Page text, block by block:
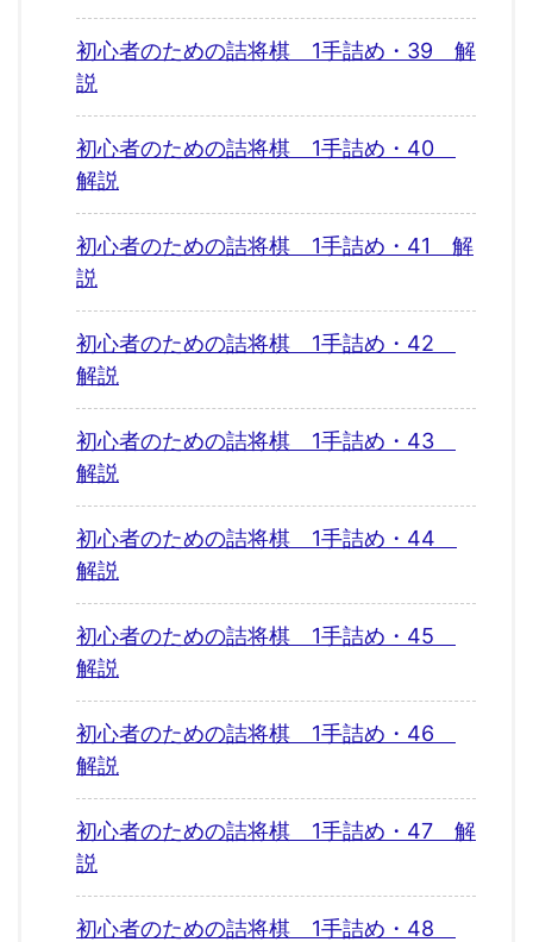
初心者のための詰将棋 1手詰め・39 解
説
初心者のための詰将棋 1手詰め・40
解説
初心者のための詰将棋 1手詰め・41 解
説
初心者のための詰将棋 1手詰め・42
解説
初心者のための詰将棋 1手詰め・43
解説
初心者のための詰将棋 1手詰め・44
解説
初心者のための詰将棋 1手詰め・45
解説
初心者のための詰将棋 1手詰め・46
解説
初心者のための詰将棋 1手詰め・47 解
説
初心者のための詰将棋 1手詰め・48